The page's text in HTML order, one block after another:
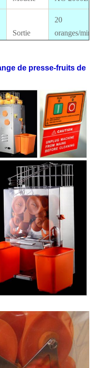
Sortie
20
oranges/
la CE
Puissance 120W
N.W 43KG
Changhaï
FOB
USD
Garantie 1 an
de presse-fruits de